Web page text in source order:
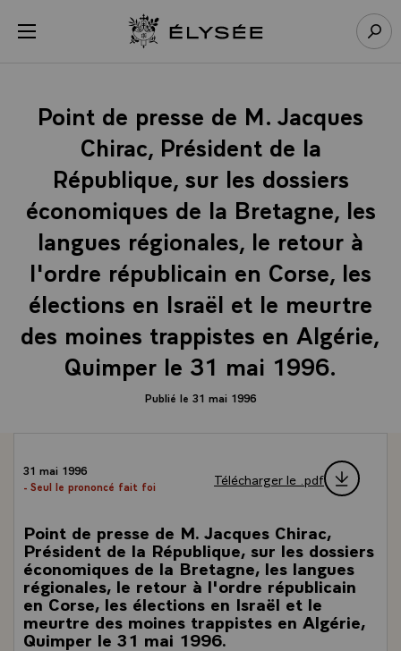
menu Retour à l’accueil Élysée
Point de presse de M. Jacques
Chirac, Président de la
République, sur les dossiers
économiques de la Bretagne, les
langues régionales, le retour à
l'ordre républicain en Corse, les
élections en Israël et le meurtre
des moines trappistes en Algérie,
Quimper le 31 mai 1996.
Publié le 31 mai 1996
31 mai 1996
- Seul le prononcé fait foi
Télécharger le .pdf
Point de presse de M. Jacques Chirac,
Président de la République, sur les dossiers
économiques de la Bretagne, les langues
régionales, le retour à l'ordre républicain
en Corse, les élections en Israël et le
meurtre des moines trappistes en Algérie,
Quimper le 31 mai 1996.
Panneau de gestion des cookies